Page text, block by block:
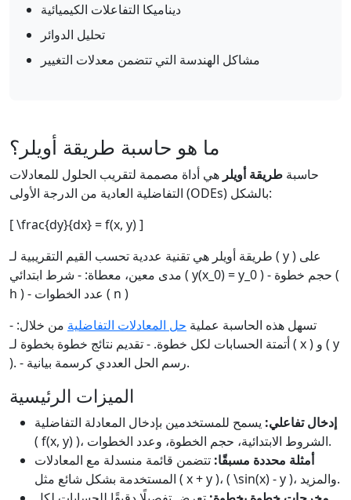
ديناميكا التفاعلات الكيميائية
تحليل الدوائر
مشاكل الهندسة التي تتضمن معدلات التغيير
ما هو حاسبة طريقة أويلر؟
حاسبة طريقة أويلر هي أداة مصممة لتقريب الحلول للمعادلات
التفاضلية العادية من الدرجة الأولى (ODEs) بالشكل:
[ \frac{dy}{dx} = f(x, y) ]
طريقة أويلر هي تقنية عددية تحسب القيم التقريبية لـ ( y ) على
مدى معين، معطاة: - شرط ابتدائي ( y(x_0) = y_0 ) - حجم خطوة (
h ) - عدد الخطوات ( n )
تسهل هذه الحاسبة عملية حل المعادلات التفاضلية من خلال: -
أتمتة الحسابات لكل خطوة. - تقديم نتائج خطوة بخطوة لـ ( x ) و ( y
). - رسم الحل العددي كرسمة بيانية.
الميزات الرئيسية
إدخال تفاعلي: يسمح للمستخدمين بإدخال المعادلة التفاضلية
( f(x, y) )، الشروط الابتدائية، حجم الخطوة، وعدد الخطوات.
أمثلة محددة مسبقًا: تتضمن قائمة منسدلة مع المعادلات
المستخدمة بشكل شائع مثل ( x + y )، ( \sin(x) - y )، والمزيد.